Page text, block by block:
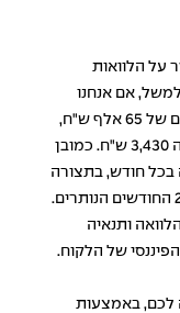
על הלוואות
אם אנחנו
לוקחים הלוואת גרייס למשך שנתיים בסכום של 65 אלף ש"ח,
הרי שההחזר החודשי (עלות משוערת) יהיה 3,430 ש"ח. כמובן
בכל חודש, בתצורה
ותנאיה
של הלקוח.
לכם, באמצעות